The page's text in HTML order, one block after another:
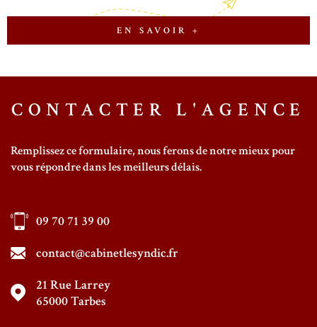
EN SAVOIR +
CONTACTER L'AGENCE
Remplissez ce formulaire, nous ferons de notre mieux pour
vous répondre dans les meilleurs délais.
09 70 71 39 00
contact@cabinetlesyndic.fr
21 Rue Larrey
65000
Tarbes